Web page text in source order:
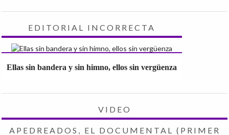
EDITORIAL INCORRECTA
Ellas sin bandera y sin himno, ellos sin vergüenza
VIDEO
APEDREADOS, EL DOCUMENTAL (PRIMER